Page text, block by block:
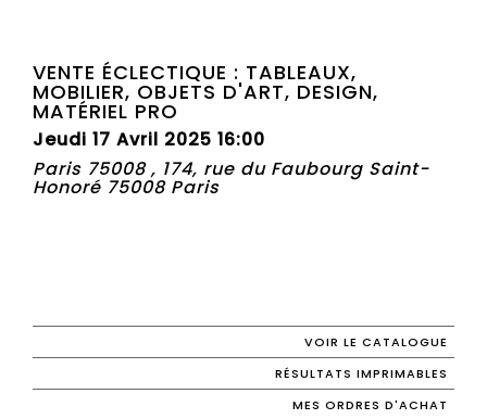
VENTE ÉCLECTIQUE : TABLEAUX,
MOBILIER, OBJETS D'ART, DESIGN,
MATÉRIEL PRO
Jeudi 17 Avril 2025 16:00
Paris 75008 , 174, rue du Faubourg Saint-
Honoré 75008 Paris
VOIR LE CATALOGUE
RÉSULTATS IMPRIMABLES
MES ORDRES D'ACHAT